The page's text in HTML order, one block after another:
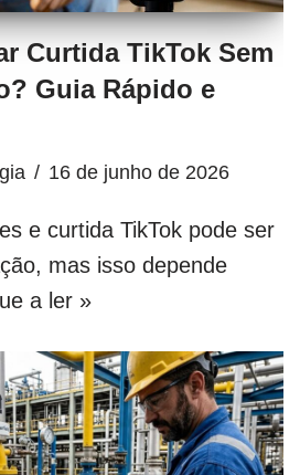
Curtida TikTok Sem
Guia Rápido e
16 de junho de 2026
e curtida TikTok pode ser
mas isso depende
a ler »